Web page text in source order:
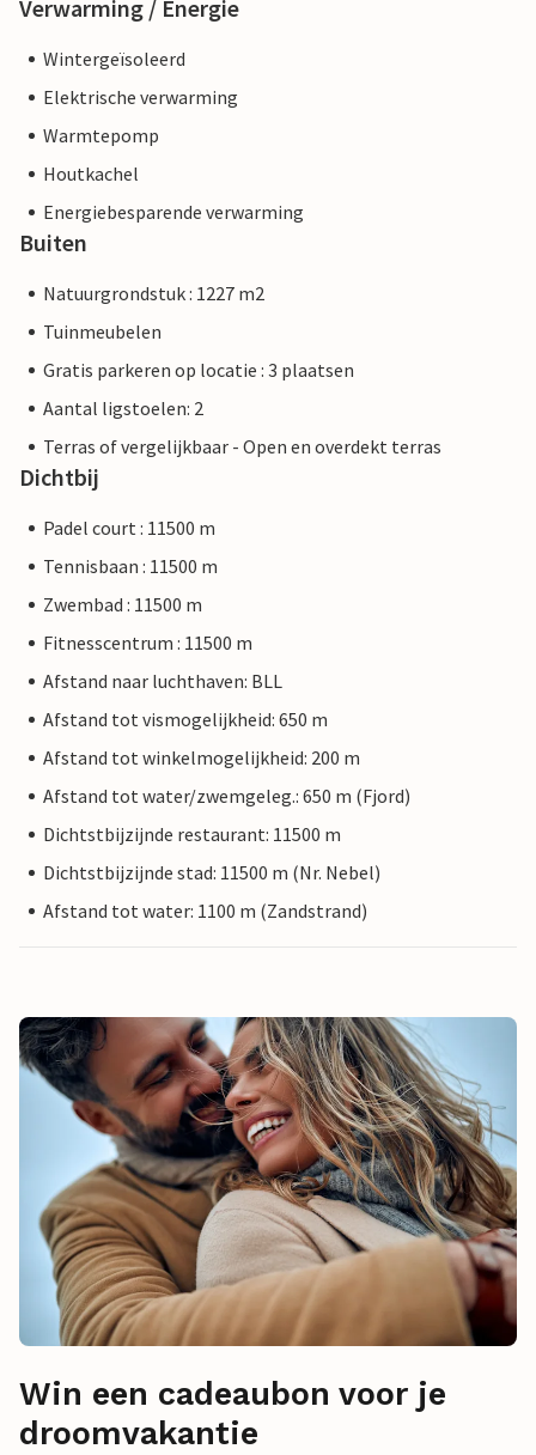
Verwarming / Energie
Wintergeïsoleerd
Elektrische verwarming
Warmtepomp
Houtkachel
Energiebesparende verwarming
Buiten
Natuurgrondstuk : 1227 m2
Tuinmeubelen
Gratis parkeren op locatie : 3 plaatsen
Aantal ligstoelen: 2
Terras of vergelijkbaar - Open en overdekt terras
Dichtbij
Padel court : 11500 m
Tennisbaan : 11500 m
Zwembad : 11500 m
Fitnesscentrum : 11500 m
Afstand naar luchthaven: BLL
Afstand tot vismogelijkheid: 650 m
Afstand tot winkelmogelijkheid: 200 m
Afstand tot water/zwemgeleg.: 650 m (Fjord)
Dichtstbijzijnde restaurant: 11500 m
Dichtstbijzijnde stad: 11500 m (Nr. Nebel)
Afstand tot water: 1100 m (Zandstrand)
Win een cadeaubon voor je
droomvakantie